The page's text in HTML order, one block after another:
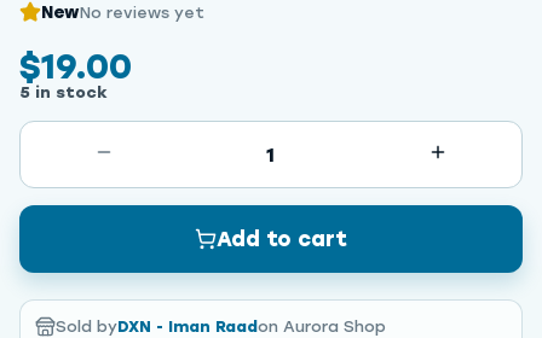
NewNo reviews yet
$19.00
5 in stock
1
Add to cart
Sold byDXN - Iman Raadon Aurora Shop